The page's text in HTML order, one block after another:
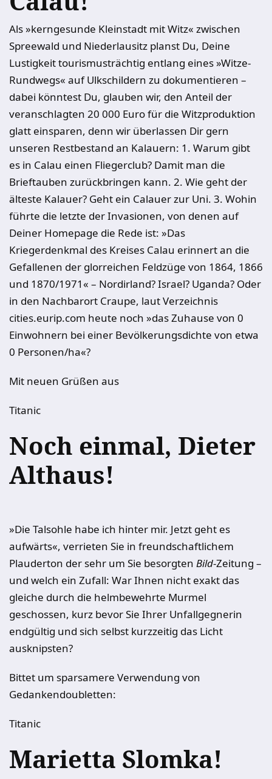
Als »kerngesunde Kleinstadt mit Witz« zwischen
Spreewald und Niederlausitz planst Du, Deine
Lustigkeit tourismusträchtig entlang eines »Witze-
Rundwegs« auf Ulkschildern zu dokumentieren –
dabei könntest Du, glauben wir, den Anteil der
veranschlagten 20 000 Euro für die Witzproduktion
glatt einsparen, denn wir überlassen Dir gern
unseren Restbestand an Kalauern: 1. Warum gibt
es in Calau einen Fliegerclub? Damit man die
Brieftauben zurückbringen kann. 2. Wie geht der
älteste Kalauer? Geht ein Calauer zur Uni. 3. Wohin
führte die letzte der Invasionen, von denen auf
Deiner Homepage die Rede ist: »Das
Kriegerdenkmal des Kreises Calau erinnert an die
Gefallenen der glorreichen Feldzüge von 1864, 1866
und 1870/1971« – Nordirland? Israel? Uganda? Oder
in den Nachbarort Craupe, laut Verzeichnis
cities.eurip.com heute noch »das Zuhause von 0
Einwohnern bei einer Bevölkerungsdichte von etwa
0 Personen/ha«?
Mit neuen Grüßen aus
Titanic
Noch einmal, Dieter
Althaus!
»Die Talsohle habe ich hinter mir. Jetzt geht es
aufwärts«, verrieten Sie in freundschaftlichem
Plauderton der sehr um Sie besorgten Bild-Zeitung –
und welch ein Zufall: War Ihnen nicht exakt das
gleiche durch die helmbewehrte Murmel
geschossen, kurz bevor Sie Ihrer Unfallgegnerin
endgültig und sich selbst kurzzeitig das Licht
ausknipsten?
Bittet um sparsamere Verwendung von
Gedankendoubletten:
Titanic
Marietta Slomka!